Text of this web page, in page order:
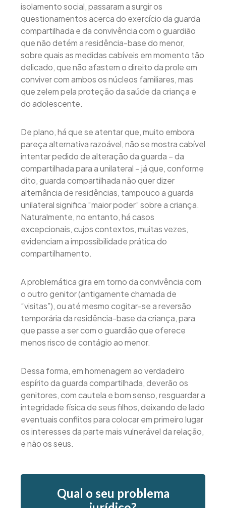
isolamento social, passaram a surgir os
questionamentos acerca do exercício da guarda
compartilhada e da convivência com o guardião
que não detém a residência-base do menor,
sobre quais as medidas cabíveis em momento tão
delicado, que não afastem o direito da prole em
conviver com ambos os núcleos familiares, mas
que zelem pela proteção da saúde da criança e
do adolescente.
De plano, há que se atentar que, muito embora
pareça alternativa razoável, não se mostra cabível
intentar pedido de alteração da guarda – da
compartilhada para a unilateral – já que, conforme
dito, guarda compartilhada não quer dizer
alternância de residências, tampouco a guarda
unilateral significa “maior poder” sobre a criança.
Naturalmente, no entanto, há casos
excepcionais, cujos contextos, muitas vezes,
evidenciam a impossibilidade prática do
compartilhamento.
A problemática gira em torno da convivência com
o outro genitor (antigamente chamada de
“visitas”), ou até mesmo cogitar-se a reversão
temporária da residência-base da criança, para
que passe a ser com o guardião que oferece
menos risco de contágio ao menor.
Dessa forma, em homenagem ao verdadeiro
espírito da guarda compartilhada, deverão os
genitores, com cautela e bom senso, resguardar a
integridade física de seus filhos, deixando de lado
eventuais conflitos para colocar em primeiro lugar
os interesses da parte mais vulnerável da relação,
e não os seus.
Qual o seu problema